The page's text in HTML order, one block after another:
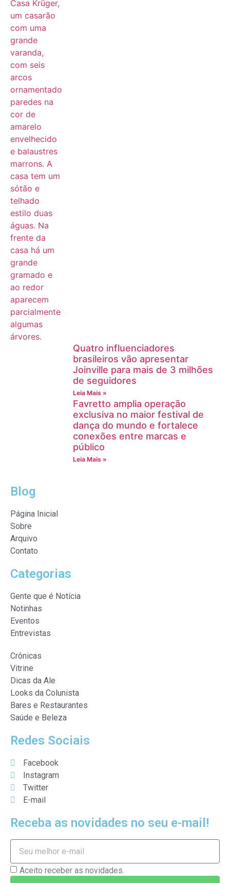
Quatro influenciadores
brasileiros vão apresentar
Joinville para mais de 3 milhões
de seguidores
Leia Mais »
Favretto amplia operação
exclusiva no maior festival de
dança do mundo e fortalece
conexões entre marcas e
público
Leia Mais »
Blog
Página Inicial
Sobre
Arquivo
Contato
Categorias
Gente que é Notícia
Notinhas
Eventos
Entrevistas
Crônicas
Vitrine
Dicas da Ale
Looks da Colunista
Bares e Restaurantes
Saúde e Beleza
Redes Sociais
Facebook
Instagram
Twitter
E-mail
Receba as novidades no seu e-mail!
Aceito receber as novidades.